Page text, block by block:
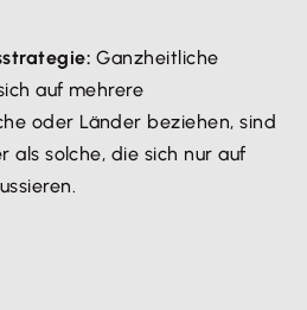
Ganzheitliche
auf mehrere
oder Länder beziehen, sind
als solche, die sich nur auf